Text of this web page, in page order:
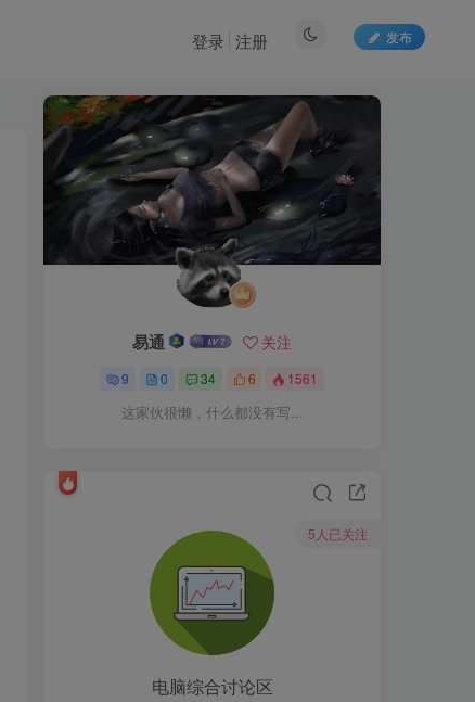
发布
登录 注册
易通 关注
9 0 34 6 1561
这家伙很懒，什么都没有写...
5人已关注
电脑综合讨论区